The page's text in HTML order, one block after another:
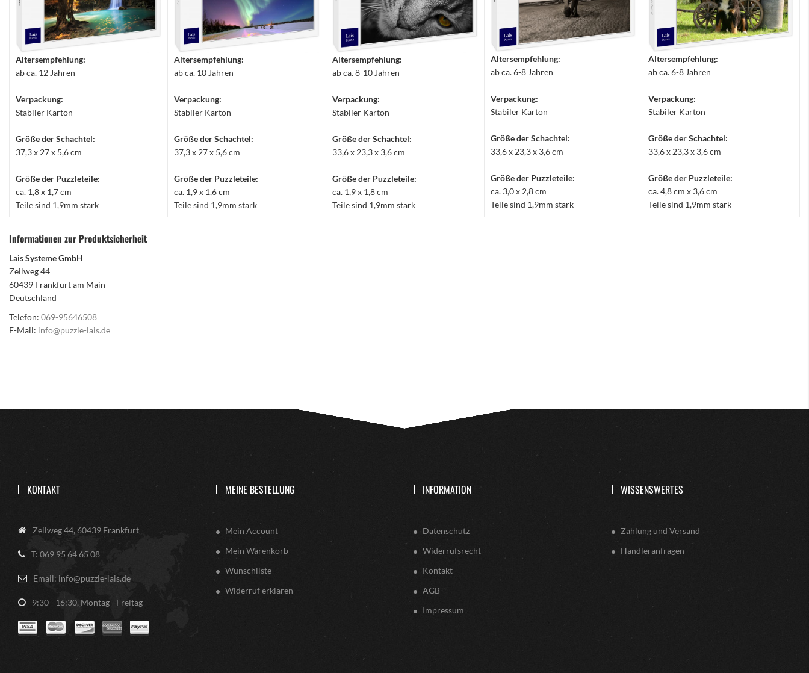
Altersempfehlung:
ab ca. 12 Jahren
Verpackung:
Stabiler Karton
Größe der Schachtel:
37,3 x 27 x 5,6 cm
Größe der Puzzleteile:
ca. 1,8 x 1,7 cm
Teile sind 1,9mm stark
Altersempfehlung:
ab ca. 10 Jahren
Verpackung:
Stabiler Karton
Größe der Schachtel:
37,3 x 27 x 5,6 cm
Größe der Puzzleteile:
ca. 1,9 x 1,6 cm
Teile sind 1,9mm stark
Altersempfehlung:
ab ca. 8-10 Jahren
Verpackung:
Stabiler Karton
Größe der Schachtel:
33,6 x 23,3 x 3,6 cm
Größe der Puzzleteile:
ca. 1,9 x 1,8 cm
Teile sind 1,9mm stark
Altersempfehlung:
ab ca. 6-8 Jahren
Verpackung:
Stabiler Karton
Größe der Schachtel:
33,6 x 23,3 x 3,6 cm
Größe der Puzzleteile:
ca. 3,0 x 2,8 cm
Teile sind 1,9mm stark
Altersempfehlung:
ab ca. 6-8 Jahren
Verpackung:
Stabiler Karton
Größe der Schachtel:
33,6 x 23,3 x 3,6 cm
Größe der Puzzleteile:
ca. 4,8 cm x 3,6 cm
Teile sind 1,9mm stark
Informationen zur Produktsicherheit
Lais Systeme GmbH
Zeilweg 44
60439 Frankfurt am Main
Deutschland
Telefon: 069-95646508
E-Mail: info@puzzle-lais.de
KONTAKT
Zeilweg 44, 60439 Frankfurt
T: 069 95 64 65 08
Email: info@puzzle-lais.de
9:30 - 16:30, Montag - Freitag
MEINE BESTELLUNG
Mein Account
Mein Warenkorb
Wunschliste
Widerruf erklären
INFORMATION
Datenschutz
Widerrufsrecht
Kontakt
AGB
Impressum
WISSENSWERTES
Zahlung und Versand
Händleranfragen